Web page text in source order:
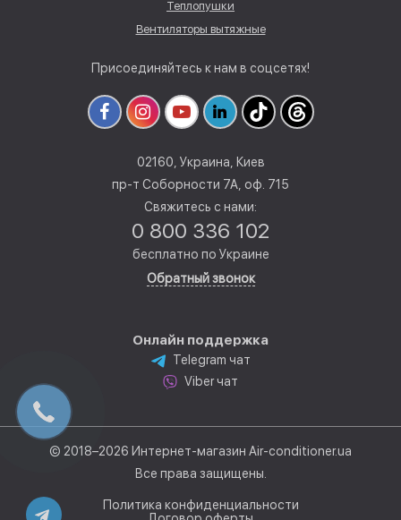
Теплопушки
Вентиляторы вытяжные
Присоединяйтесь к нам в соцсетях!
02160, Украина, Киев
пр-т Соборности 7А, оф. 715
Свяжитесь с нами:
0 800 336 102
бесплатно по Украине
Обратный звонок
Онлайн поддержка
Telegram чат
Viber чат
© 2018–2026 Интернет-магазин Air-conditioner.ua
Все права защищены.
Политика конфиденциальности